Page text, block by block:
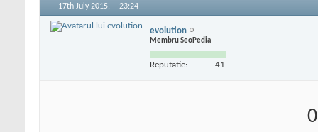
17th July 2015, 23:24
evolution
Membru SeoPedia
Reputatie: 41